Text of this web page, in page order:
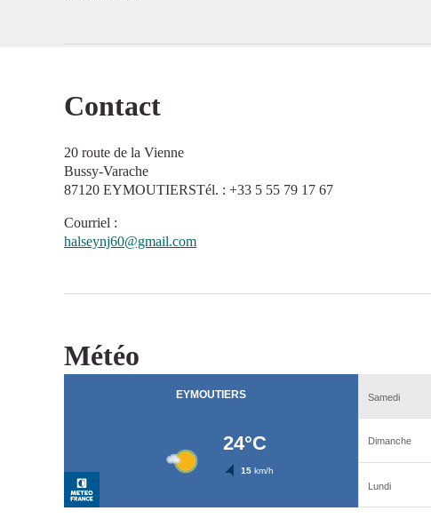
Contact
20 route de la Vienne
Bussy-Varache
87120 EYMOUTIERSTél. : +33 5 55 79 17 67
Courriel :
halseynj60@gmail.com
Météo